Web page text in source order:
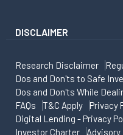
DISCLAIMER
Research Disclaimer
Dos and Don'ts to Safe
Dos and Don'ts While
FAQs
T&C Apply
Privacy
Digital Lending - Privacy
Investor Charter